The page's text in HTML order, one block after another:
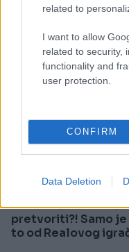
related to
I want to allow
related to security,
functionality and
user protection.
CONFIRM
Data Deletion
VREMEPLOV
24.06.18. 10:55
NEISPRIČANA
pretvoriti?! Samo
to od Realovog